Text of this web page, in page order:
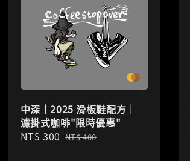
中深｜2025 滑板鞋配方｜
濾掛式咖啡"限時優惠"
Sale
NT$ 300 Regular
NT$ 400